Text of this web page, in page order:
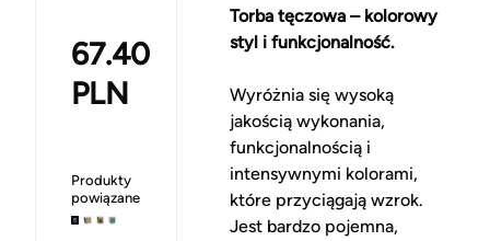
67.40
PLN
Produkty
powiązane
Torba tęczowa – kolorowy
styl i funkcjonalność.
Wyróżnia się wysoką
jakością wykonania,
funkcjonalnością i
intensywnymi kolorami,
które przyciągają wzrok.
Jest bardzo pojemna,